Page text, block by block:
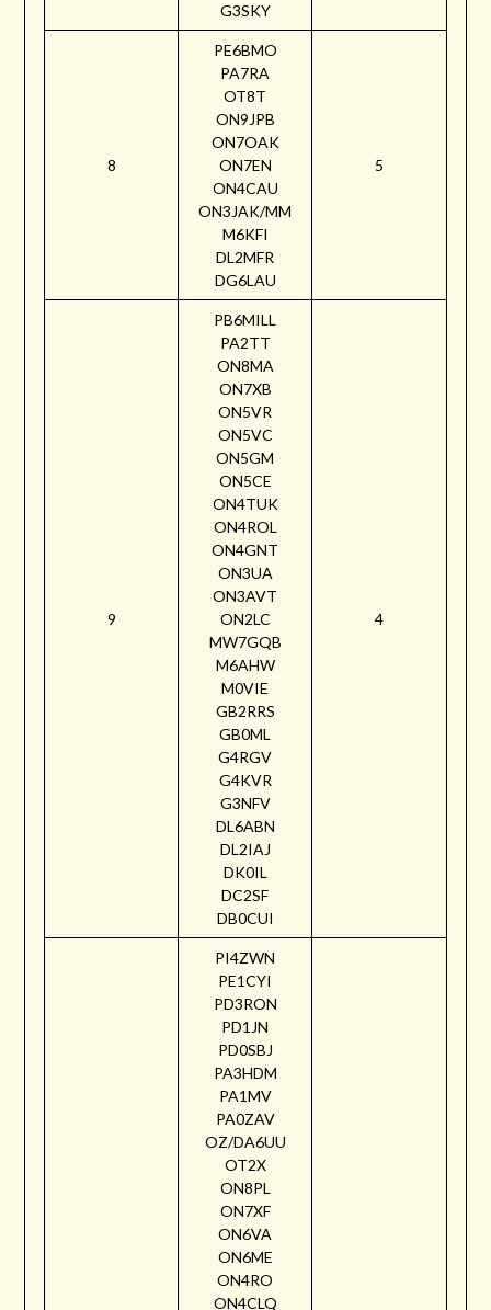
G3SKY
8
PE6BMO
PA7RA
OT8T
ON9JPB
ON7OAK
ON7EN
ON4CAU
ON3JAK/MM
M6KFI
DL2MFR
DG6LAU
5
9
PB6MILL
PA2TT
ON8MA
ON7XB
ON5VR
ON5VC
ON5GM
ON5CE
ON4TUK
ON4ROL
ON4GNT
ON3UA
ON3AVT
ON2LC
MW7GQB
M6AHW
M0VIE
GB2RRS
GB0ML
G4RGV
G4KVR
G3NFV
DL6ABN
DL2IAJ
DK0IL
DC2SF
DB0CUI
4
PI4ZWN
PE1CYI
PD3RON
PD1JN
PD0SBJ
PA3HDM
PA1MV
PA0ZAV
OZ/DA6UU
OT2X
ON8PL
ON7XF
ON6VA
ON6ME
ON4RO
ON4CLQ